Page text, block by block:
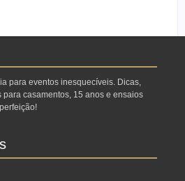
para eventos inesquecíveis. Dicas,
casamentos, 15 anos e ensaios